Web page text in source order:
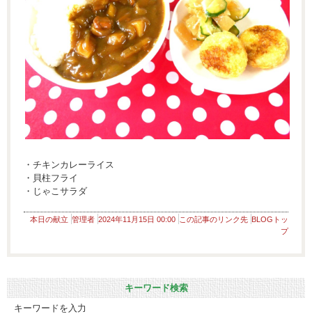
・チキンカレーライス
・貝柱フライ
・じゃこサラダ
本日の献立 管理者 2024年11月15日 00:00 この記事のリンク先 BLOGトッ
プ
キーワード検索
キーワードを入力